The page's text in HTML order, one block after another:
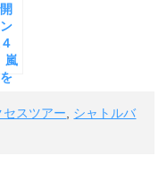
嵐
セスツアー
シャトルバ